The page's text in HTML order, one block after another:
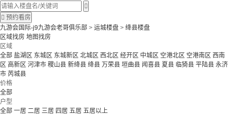

 预约看房
九游会国际-j9九游会老哥俱乐部 > 运城楼盘 > 绛县楼盘
区域找房 地图找房
区域
全部 盐湖区 东城区 东城新区 北城区 西北区 经开区 中城区 空港北区 空港南区 西南
区 高新区 河津市 稷山县 新绛县 绛县 万荣县 垣曲县 闻喜县 夏县 临猗县 平陆县 永济
市 芮城县
价格
全部
户型
全部 一居 二居 三居 四居 五居 五居以上